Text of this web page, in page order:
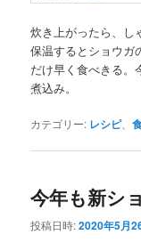
炊き上がったら、し
保温するとショウガ
だけ早く食べきる。
煮込み。
カテゴリー: レシピ、
今年も新シ
投稿日時:2020年5月